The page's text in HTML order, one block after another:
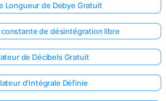
Longueur de Debye Gratuit
de désintégration libre
de Décibels Gratuit
d'Intégrale Définie